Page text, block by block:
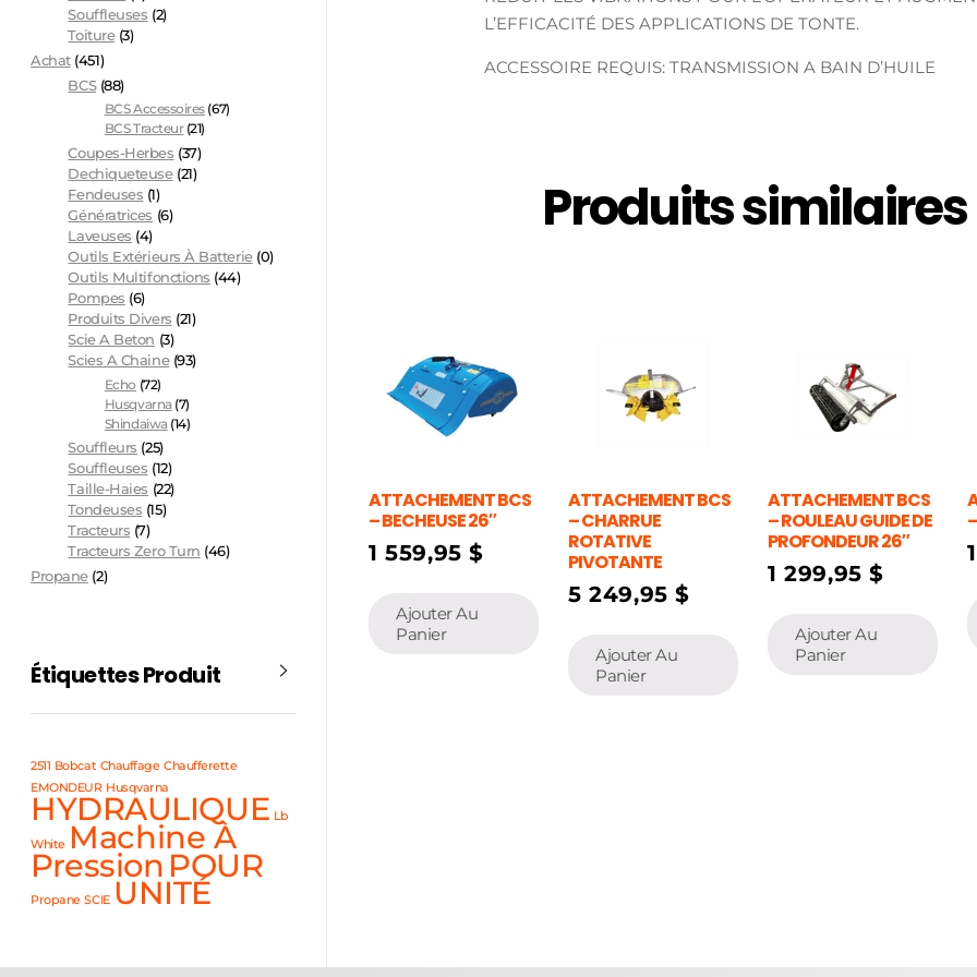
L’EFFICACITÉ DES APPLICATIONS DE TONTE.
ACCESSOIRE REQUIS: TRANSMISSION A BAIN D’HUILE
Produits similaires
ATTACHEMENT BCS
– BECHEUSE 26″
1 559,95$
Ajouter Au
Panier
ATTACHEMENT BCS
– CHARRUE
ROTATIVE
PIVOTANTE
5 249,95$
Ajouter Au
Panier
ATTACHEMENT BCS
– ROULEAU GUIDE DE
PROFONDEUR 26″
1 299,95$
Ajouter Au
Panier
Souffleuses (2)
Toiture (3)
Achat (451)
BCS (88)
BCS Accessoires (67)
BCS Tracteur (21)
Coupes-Herbes (37)
Dechiqueteuse (21)
Fendeuses (1)
Génératrices (6)
Laveuses (4)
Outils Extérieurs À Batterie (0)
Outils Multifonctions (44)
Pompes (6)
Produits Divers (21)
Scie A Beton (3)
Scies A Chaine (93)
Echo (72)
Husqvarna (7)
Shindaiwa (14)
Souffleurs (25)
Souffleuses (12)
Taille-Haies (22)
Tondeuses (15)
Tracteurs (7)
Tracteurs Zero Turn (46)
Propane (2)
Étiquettes Produit
2511 Bobcat Chauffage Chaufferette
EMONDEUR Husqvarna
HYDRAULIQUE Lb
White Machine À
Pression POUR
Propane SCIE UNITÉ